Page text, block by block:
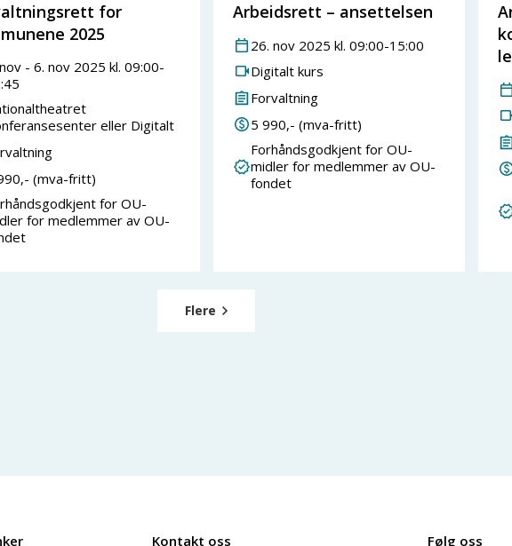
for
2025
nov- 6. nov 2025 kl. 09:00-
eller Digitalt
,- (mva-fritt)
for OU-
for medlemmer av OU-
Arbeidsrett – ansettelsen
26. nov 2025 kl. 09:00-15:00
Digitalt kurs
Forvaltning
5 990,- (mva-fritt)
Forhåndsgodkjent for OU-
midler for medlemmer av OU-
fondet
Flere
Kontakt oss Følg oss